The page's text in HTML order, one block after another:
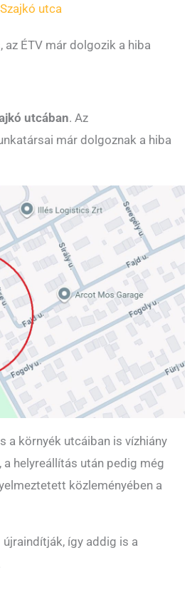
Szajkó utca
ÉTV már dolgozik a hiba
utcában. Az
már dolgoznak a hiba
a környék utcáiban is vízhiány
helyreállítás után pedig még
közleményében a
így addig is a